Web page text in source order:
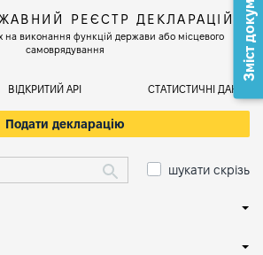
РЕЄСТР ДЕКЛАРАЦІЙ
на виконання функцій держави або місцевого
самоврядування
ВІДКРИТИЙ АРІ СТАТИСТИЧНІ ДАНІ
Подати декларацію
шукати скрізь
Зміст документа